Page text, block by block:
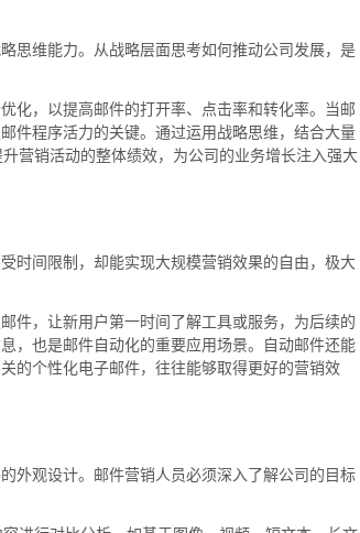
思维能力。从战略层面思考如何推动公司发展，是
化，以提高邮件的打开率、点击率和转化率。当邮
件程序活力的关键。通过运用战略思维，结合大量
营销活动的整体绩效，为公司的业务增长注入强大
时间限制，却能实现大规模营销效果的自由，极大
件，让新用户第一时间了解工具或服务，为后续的
，也是邮件自动化的重要应用场景。自动邮件还能
的个性化电子邮件，往往能够取得更好的营销效
外观设计。邮件营销人员必须深入了解公司的目标